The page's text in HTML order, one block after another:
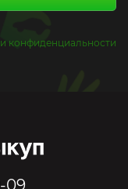
конфиденциальности
09